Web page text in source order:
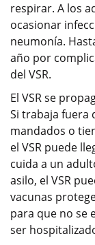
respirar. A los
ocasionar
neumonía.
año por
del VSR.
El VSR se
Si trabaja fuera
mandados o
el VSR puede
cuida a un
asilo, el VSR
vacunas
para que no se
ser